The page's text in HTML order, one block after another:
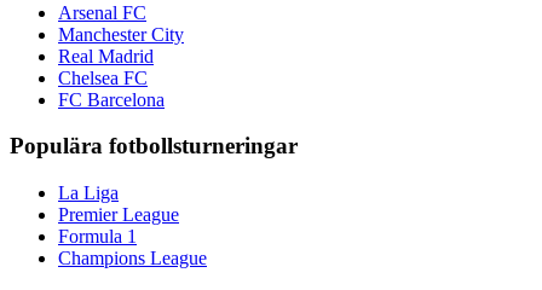
Arsenal FC
Manchester City
Real Madrid
Chelsea FC
FC Barcelona
Populära fotbollsturneringar
La Liga
Premier League
Formula 1
Champions League